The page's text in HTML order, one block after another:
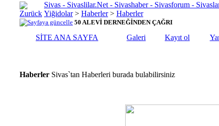
Sivas - Sivaslilar.Net - Sivashaber - Sivasforum -
Yiğidolar > Haberler > Haberler
50 ALEVİ DERNEĞİNDEN ÇAĞRI
SİTE ANA SAYFA Galeri Kayıt ol
Haberler Sivas`tan Haberleri burada bulabilirsiniz